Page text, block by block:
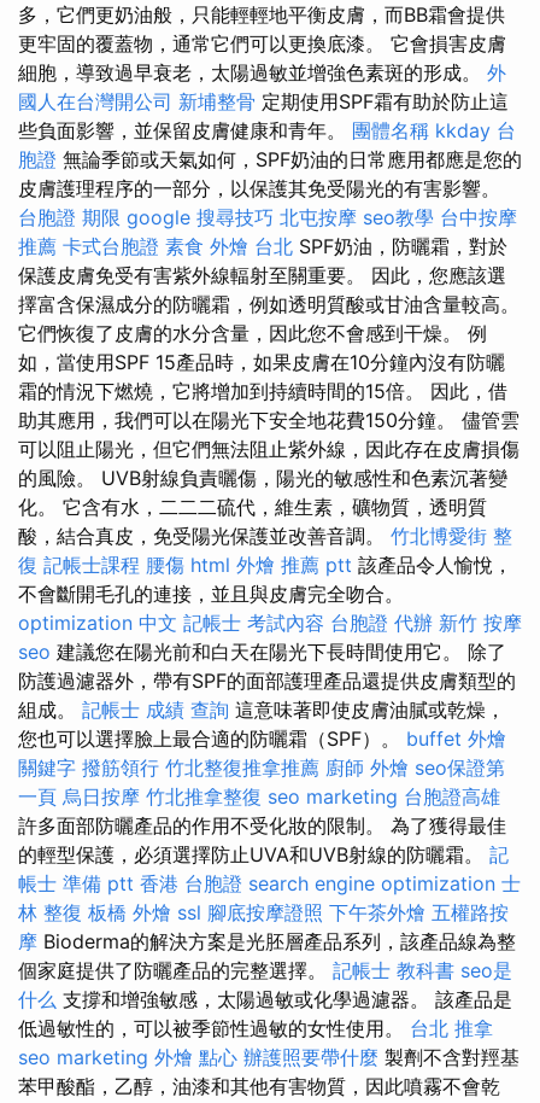
多，它們更奶油般，只能輕輕地平衡皮膚，而BB霜會提供
更牢固的覆蓋物，通常它們可以更換底漆。 它會損害皮膚
細胞，導致過早衰老，太陽過敏並增強色素斑的形成。 外
國人在台灣開公司 新埔整骨 定期使用SPF霜有助於防止這
些負面影響，並保留皮膚健康和青年。 團體名稱 kkday 台
胞證 無論季節或天氣如何，SPF奶油的日常應用都應是您的
皮膚護理程序的一部分，以保護其免受陽光的有害影響。
台胞證 期限 google 搜尋技巧 北屯按摩 seo教學 台中按摩
推薦 卡式台胞證 素食 外燴 台北 SPF奶油，防曬霜，對於
保護皮膚免受有害紫外線輻射至關重要。 因此，您應該選
擇富含保濕成分的防曬霜，例如透明質酸或甘油含量較高。
它們恢復了皮膚的水分含量，因此您不會感到干燥。 例
如，當使用SPF 15產品時，如果皮膚在10分鐘內沒有防曬
霜的情況下燃燒，它將增加到持續時間的15倍。 因此，借
助其應用，我們可以在陽光下安全地花費150分鐘。 儘管雲
可以阻止陽光，但它們無法阻止紫外線，因此存在皮膚損傷
的風險。 UVB射線負責曬傷，陽光的敏感性和色素沉著變
化。 它含有水，二二二硫代，維生素，礦物質，透明質
酸，結合真皮，免受陽光保護並改善音調。 竹北博愛街 整
復 記帳士課程 腰傷 html 外燴 推薦 ptt 該產品令人愉悅，
不會斷開毛孔的連接，並且與皮膚完全吻合。
optimization 中文 記帳士 考試內容 台胞證 代辦 新竹 按摩
seo 建議您在陽光前和白天在陽光下長時間使用它。 除了
防護過濾器外，帶有SPF的面部護理產品還提供皮膚類型的
組成。 記帳士 成績 查詢 這意味著即使皮膚油膩或乾燥，
您也可以選擇臉上最合適的防曬霜（SPF）。 buffet 外燴
關鍵字 撥筋領行 竹北整復推拿推薦 廚師 外燴 seo保證第
一頁 烏日按摩 竹北推拿整復 seo marketing 台胞證高雄
許多面部防曬產品的作用不受化妝的限制。 為了獲得最佳
的輕型保護，必須選擇防止UVA和UVB射線的防曬霜。 記
帳士 準備 ptt 香港 台胞證 search engine optimization 士
林 整復 板橋 外燴 ssl 腳底按摩證照 下午茶外燴 五權路按
摩 Bioderma的解決方案是光胚層產品系列，該產品線為整
個家庭提供了防曬產品的完整選擇。 記帳士 教科書 seo是
什么 支撐和增強敏感，太陽過敏或化學過濾器。 該產品是
低過敏性的，可以被季節性過敏的女性使用。 台北 推拿
seo marketing 外燴 點心 辦護照要帶什麼 製劑不含對羥基
苯甲酸酯，乙醇，油漆和其他有害物質，因此噴霧不會乾